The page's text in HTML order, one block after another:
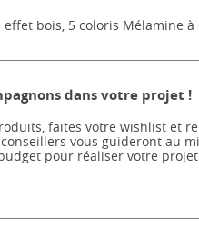
bois, 5 coloris Mélamine
dans votre projet !
faites votre wishlist et
vous guideront au
pour réaliser votre projet